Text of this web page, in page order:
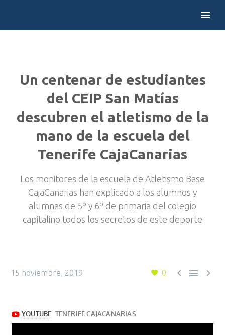
Un centenar de estudiantes
del CEIP San Matías
descubren el atletismo de la
mano de la escuela del
Tenerife CajaCanarias
Los monitores de la escuela de Atletismo Base
CajaCanarias han explicado a los alumnos y
alumnas de 5º y 6º de primaria del colegio
capitalino todos los secretos de este deporte
0   
15 noviembre, 2019